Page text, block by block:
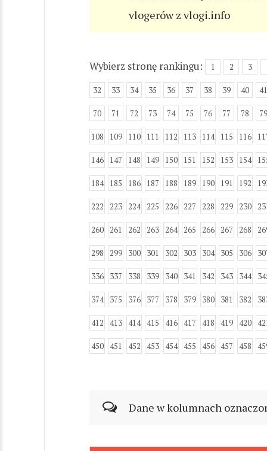
vlogerów z vlogi.info
Wybierz stronę rankingu: 1 2 3
32 33 34 35 36 37 38 39 40 41
70 71 72 73 74 75 76 77 78 79
108 109 110 111 112 113 114 115 116
146 147 148 149 150 151 152 153 154
184 185 186 187 188 189 190 191 192
222 223 224 225 226 227 228 229 230
260 261 262 263 264 265 266 267 268
298 299 300 301 302 303 304 305 306
336 337 338 339 340 341 342 343 344
374 375 376 377 378 379 380 381 382
412 413 414 415 416 417 418 419 420
450 451 452 453 454 455 456 457 458
Dane w kolumnach